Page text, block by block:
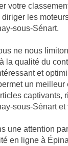
votre
les
sous-Sénart.
ne nous
la qualité du
et
un
captivants,
sous-Sénart
une attention
en ligne à